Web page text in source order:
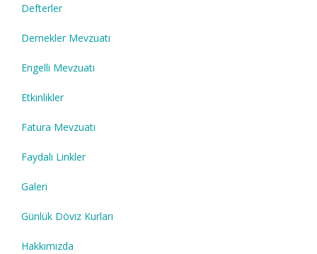
Defterler
Dernekler Mevzuatı
Engelli Mevzuatı
Etkinlikler
Fatura Mevzuatı
Faydalı Linkler
Galeri
Günlük Döviz Kurları
Hakkımızda